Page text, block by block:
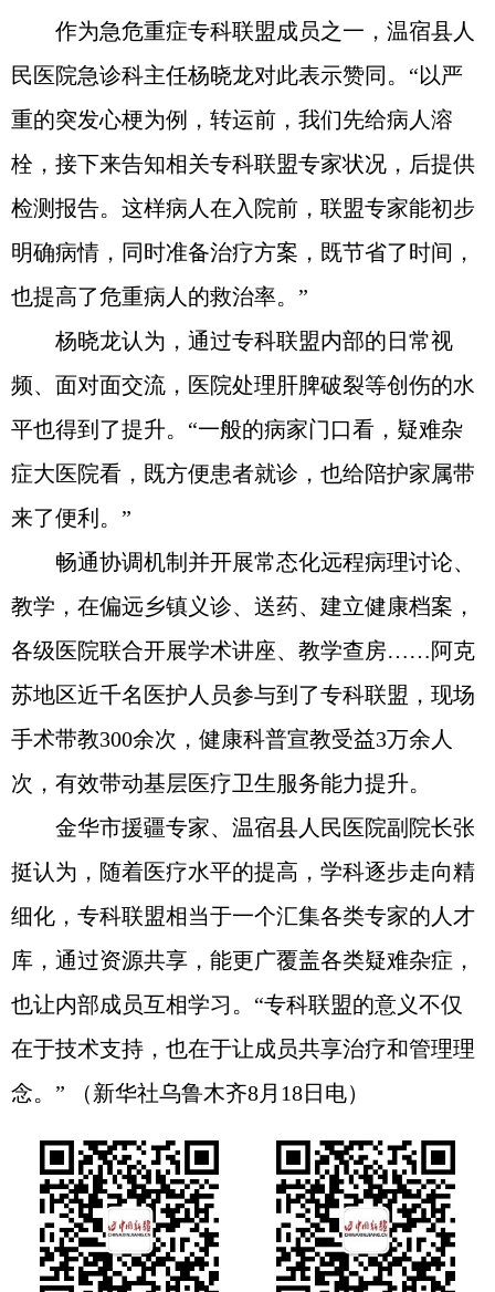
作为急危重症专科联盟成员之一，温宿县人
民医院急诊科主任杨晓龙对此表示赞同。“以严
重的突发心梗为例，转运前，我们先给病人溶
栓，接下来告知相关专科联盟专家状况，后提供
检测报告。这样病人在入院前，联盟专家能初步
明确病情，同时准备治疗方案，既节省了时间，
也提高了危重病人的救治率。”
杨晓龙认为，通过专科联盟内部的日常视
频、面对面交流，医院处理肝脾破裂等创伤的水
平也得到了提升。“一般的病家门口看，疑难杂
症大医院看，既方便患者就诊，也给陪护家属带
来了便利。”
畅通协调机制并开展常态化远程病理讨论、
教学，在偏远乡镇义诊、送药、建立健康档案，
各级医院联合开展学术讲座、教学查房……阿克
苏地区近千名医护人员参与到了专科联盟，现场
手术带教300余次，健康科普宣教受益3万余人
次，有效带动基层医疗卫生服务能力提升。
金华市援疆专家、温宿县人民医院副院长张
挺认为，随着医疗水平的提高，学科逐步走向精
细化，专科联盟相当于一个汇集各类专家的人才
库，通过资源共享，能更广覆盖各类疑难杂症，
也让内部成员互相学习。“专科联盟的意义不仅
在于技术支持，也在于让成员共享治疗和管理理
念。” （新华社乌鲁木齐8月18日电）